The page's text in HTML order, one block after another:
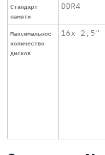
Стандарт
памяти
DDR4
Максимальное
количество
дисков
16х 2,5"